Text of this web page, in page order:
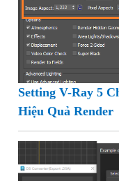
Setting V-Ray 5
Hiệu Quả Render